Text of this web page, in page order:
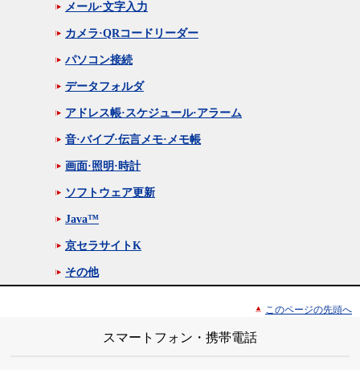
メール·文字入力
カメラ·QRコードリーダー
パソコン接続
データフォルダ
アドレス帳·スケジュール·アラーム
音·バイブ·伝言メモ·メモ帳
画面·照明·時計
ソフトウェア更新
Java™
京セラサイトK
その他
このページの先頭へ
スマートフォン・携帯電話